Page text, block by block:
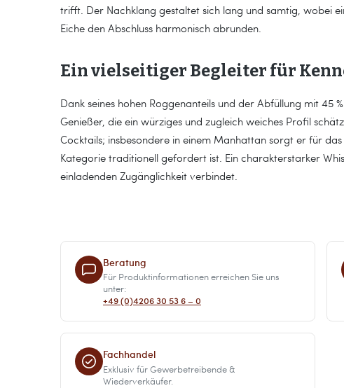
trifft. Der Nachklang gestaltet sich lang und samtig, wobei
Eiche den Abschluss harmonisch abrunden.
Ein vielseitiger Begleiter für
Dank seines hohen Roggenanteils und der Abfüllung mit 45
Genießer, die ein würziges und zugleich weiches Profil
Cocktails; insbesondere in einem Manhattan sorgt er für
Kategorie traditionell gefordert ist. Ein charakterstarker
einladenden Zugänglichkeit verbindet.
Beratung
Für Produktinformationen erreichen Sie uns
unter:
+49 (0)4206 30 53 6 – 0
Fachhandel
Exklusiv für Gewerbetreibende &
Wiederverkäufer.